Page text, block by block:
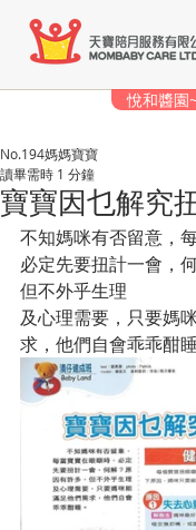
悅和醬園
寶寶因乜解究
No.194媽媽寶寶
讀畢需時 1 分鐘
不知媽咪有否留意，
必定先要扭計一會，
但不外乎生理
及心理需要，只要媽
求，他們自會乖乖酣睡